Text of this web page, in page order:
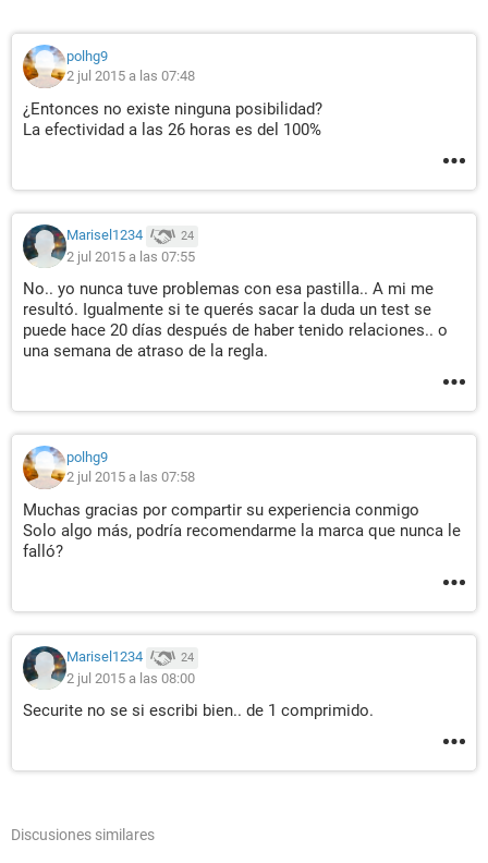
polhg9
2 jul 2015 a las 07:48
¿Entonces no existe ninguna posibilidad?
La efectividad a las 26 horas es del 100%
Marisel1234 24
2 jul 2015 a las 07:55
No.. yo nunca tuve problemas con esa pastilla.. A mi me
resultó. Igualmente si te querés sacar la duda un test se
puede hace 20 días después de haber tenido relaciones.. o
una semana de atraso de la regla.
polhg9
2 jul 2015 a las 07:58
Muchas gracias por compartir su experiencia conmigo
Solo algo más, podría recomendarme la marca que nunca le
falló?
Marisel1234 24
2 jul 2015 a las 08:00
Securite no se si escribi bien.. de 1 comprimido.
Discusiones similares